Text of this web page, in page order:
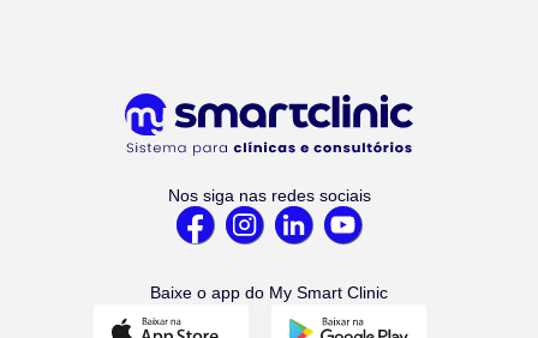
Nos siga nas redes sociais
Baixe o app do My Smart Clinic